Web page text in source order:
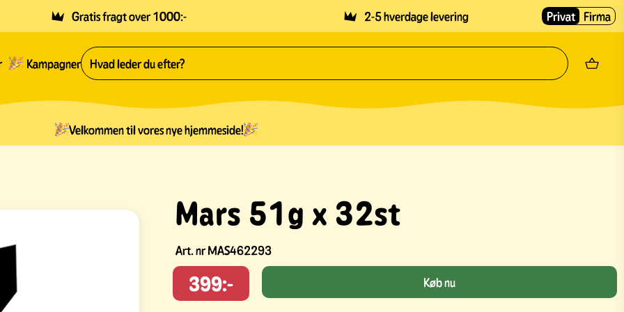
Gratis fragt over 1000:- 2-5 hverdage levering Privat Firma
Kampagner
Velkommen til vores nye hjemmeside!
Mars 51g x 32st
Art. nrMAS462293
399:- Køb nu